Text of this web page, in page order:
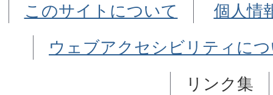
このサイトについて
個人情
ウェブアクセシビリティに
リンク集